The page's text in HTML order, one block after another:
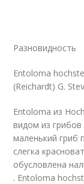
Разновидность
Entoloma
(Reichardt) G.
Entoloma из
видом из
маленький гриб
слегка
обусловлена
. Entoloma